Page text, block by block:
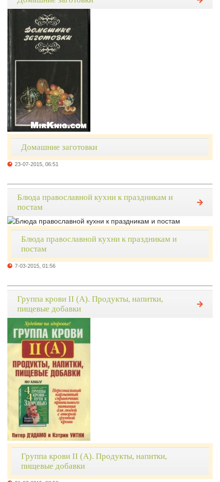
Домашние заготовки
23-07-2015, 06:51
Блюда православной кухни к праздникам и
постам
Блюда православной кухни к праздникам и
постам
7-03-2015, 01:56
Группа крови II (A). Продукты, напитки,
пищевые добавки
Группа крови II (A). Продукты, напитки,
пищевые добавки